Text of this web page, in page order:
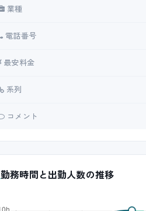
業種
電話番号
最安料金
系列
コメント
勤務時間と出勤人数の推移